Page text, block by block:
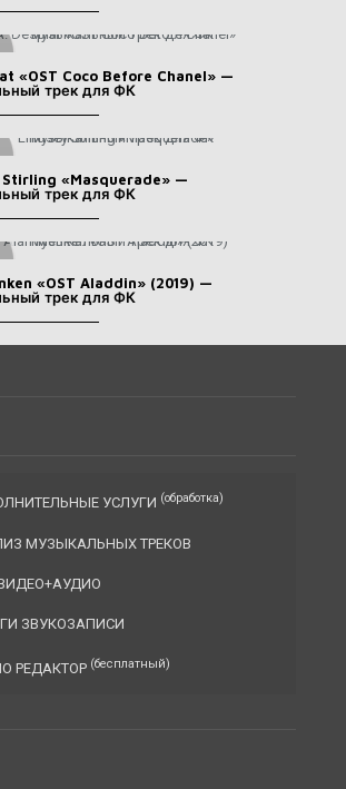
«OST Coco Before Chanel» —
трек для ФК
«Masquerade» —
трек для ФК
«OST Aladdin» (2019) —
трек для ФК
УСЛУГИ (обработка)
МУЗЫКАЛЬНЫХ ТРЕКОВ
ЗВУКОЗАПИСИ
РЕДАКТОР (бесплатный)